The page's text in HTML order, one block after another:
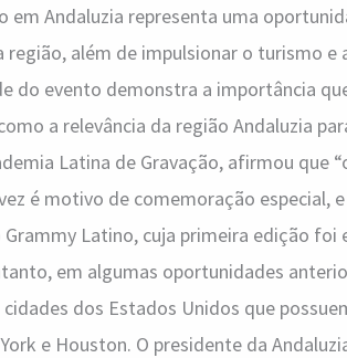
em Andaluzia representa uma
além de impulsionar o turismo e
do evento demonstra a importância
a relevância da região Andaluzia
Latina de Gravação, afirmou que
é motivo de comemoração especial,
Grammy Latino, cuja primeira edição
em algumas oportunidades
dos Estados Unidos que
e Houston. O presidente da